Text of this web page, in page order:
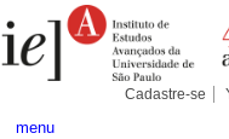
para
conteúdo.
Pessoais
Cadastre-se
menu